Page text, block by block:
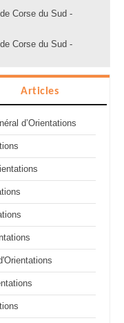
Corse du Sud -
Corse du Sud -
Articles
d’Orientations